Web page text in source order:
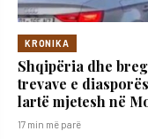
KRONIKA
Shqipëria dhe
trevave e
lartë mjetesh në
17 min më parë